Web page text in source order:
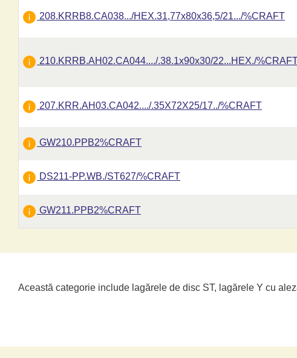
208.KRRB8.CA038.../HEX.31,77x80x36,5/21.../%CRAFT
210.KRRB.AH02.CA044..../.38.1x90x30/22...HEX./%CRAFT
207.KRR.AH03.CA042..../.35X72X25/17../%CRAFT
GW210.PPB2%CRAFT
DS211-PP.WB./ST627/%CRAFT
GW211.PPB2%CRAFT
Această categorie include lagărele de disc ST, lagărele Y cu